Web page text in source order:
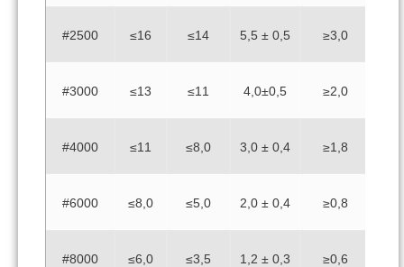
#2500 ≤16 ≤14 5,5 ± 0,5 ≥3,0
#3000 ≤13 ≤11 4,0±0,5 ≥2,0
#4000 ≤11 ≤8,0 3,0 ± 0,4 ≥1,8
#6000 ≤8,0 ≤5,0 2,0 ± 0,4 ≥0,8
#8000 ≤6,0 ≤3,5 1,2 ± 0,3 ≥0,6